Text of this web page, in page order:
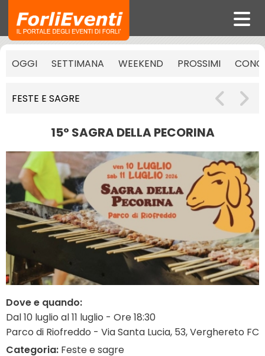
OGGI SETTIMANA WEEKEND PROSSIMI
FESTE E SAGRE
15° SAGRA DELLA PECORINA
Dove e quando:
Dal 10 luglio al 11 luglio - Ore 18:30
Parco di Riofreddo - Via Santa Lucia, 53, Verghereto FC
Categoria: Feste e sagre